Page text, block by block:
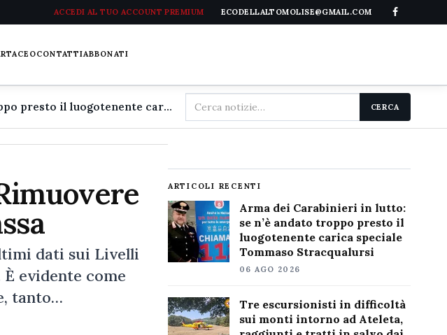
ACCEDI AL TUO ACCOUNT PREMIUM ECODELLALTOMOLISE@GMAIL.COM
CONTATTIABBONATI
Arma dei Carabinieri in lutto: se n'è andato troppo presto il luogotenente carica speciale Tommaso Stracqualursi
Cerca
nel
CERCA
dati sui Livelli
evidente come
tanto…
ARTICOLI RECENTI
Arma dei Carabinieri in lutto:
se n’è andato troppo presto il
luogotenente carica speciale
Tommaso Stracqualursi
06 AGO 2026
Tre escursionisti in difficoltà
sui monti intorno ad Ateleta,